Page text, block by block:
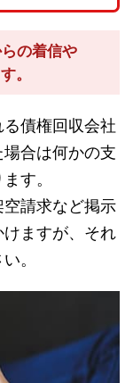
の着信や
。
債権回収会社
合は何かの支
す。
請求など掲示
ますが、それ
。